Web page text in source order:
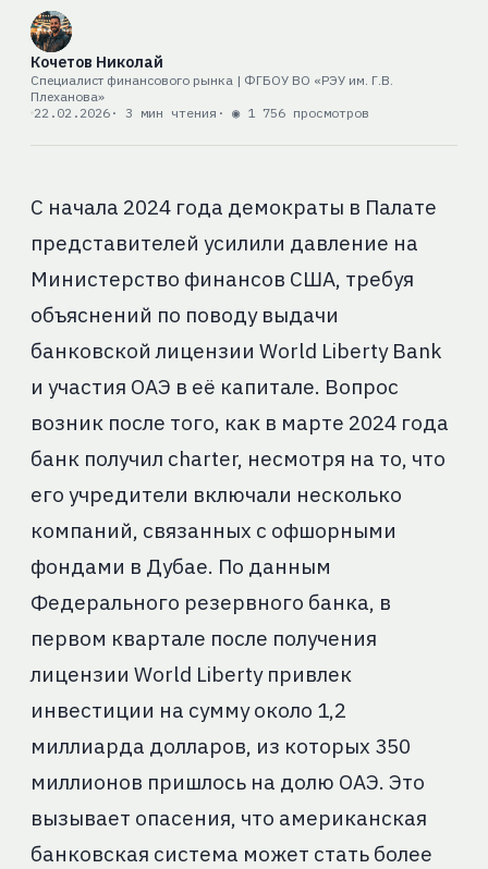
Кочетов Николай
Специалист финансового рынка | ФГБОУ ВО «РЭУ им. Г.В.
Плеханова»
22.02.2026· 3 мин чтения · ◉ 1 756 просмотров
С начала 2024 года демократы в Палате
представителей усилили давление на
Министерство финансов США, требуя
объяснений по поводу выдачи
банковской лицензии World Liberty Bank
и участия ОАЭ в её капитале. Вопрос
возник после того, как в марте 2024 года
банк получил charter, несмотря на то, что
его учредители включали несколько
компаний, связанных с офшорными
фондами в Дубае. По данным
Федерального резервного банка, в
первом квартале после получения
лицензии World Liberty привлек
инвестиции на сумму около 1,2
миллиарда долларов, из которых 350
миллионов пришлось на долю ОАЭ. Это
вызывает опасения, что американская
банковская система может стать более